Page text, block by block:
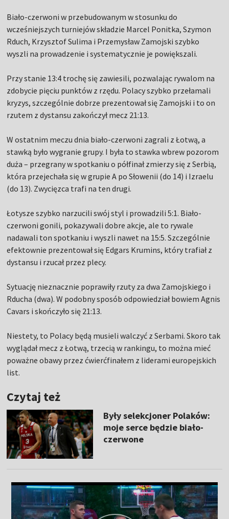
Biało-czerwoni w przebudowanym w stosunku do
wcześniejszych turniejów składzie Marcel Ponitka, Szymon
Rduch, Krzysztof Sulima i Przemysław Zamojski szybko
wyszli na prowadzenie i systematycznie je powiększali.
Przy stanie 13:4 trochę się zawiesili, pozwalając rywalom na
zdobycie pięciu punktów z rzędu. Polacy szybko przełamali
kryzys, szczególnie dobrze prezentował się Zamojski i to on
rzutem z dystansu zakończył mecz 21:13.
W ostatnim meczu dnia biało-czerwoni zagrali z Łotwą, a
stawką było wygranie grupy. I była to stawka wbrew pozorom
duża – przegrany w spotkaniu o półfinał zmierzy się z Serbią,
która przejechała się w grupie A po Słowenii (do 14) i Izraelu
(do 13). Zwycięzca trafi na ten drugi.
Łotysze szybko narzucili swój styl i prowadzili 5:1. Biało-
czerwoni gonili, pokazywali dobre akcje, ale to rywale
nadawali ton spotkaniu i wyszli nawet na 15:5. Szczególnie
efektownie prezentował się Edgars Krumins, który trafiał z
dystansu i rzucał przez plecy.
Sytuację nieznacznie poprawiły rzuty za dwa Zamojskiego i
Rducha (dwa). W podobny sposób odpowiedział bowiem Agnis
Cavars i skończyło się 21:13.
Niestety, to Polacy będą musieli walczyć z Serbami. Skoro tak
wyglądał mecz z Łotwą, trzecią w rankingu, to można mieć
poważne obawy przez ćwierćfinałem z liderami europejskich
list.
Czytaj też
Były selekcjoner Polaków:
moje serce będzie biało-
czerwone